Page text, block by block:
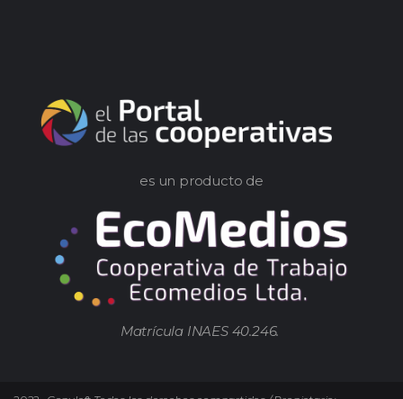
es un producto de
Matrícula INAES 40.246.